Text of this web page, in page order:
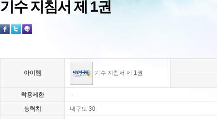
기수 지침서 제 1권
아이템 기수 지침서 제 1권
착용제한 -
능력치 내구도 30